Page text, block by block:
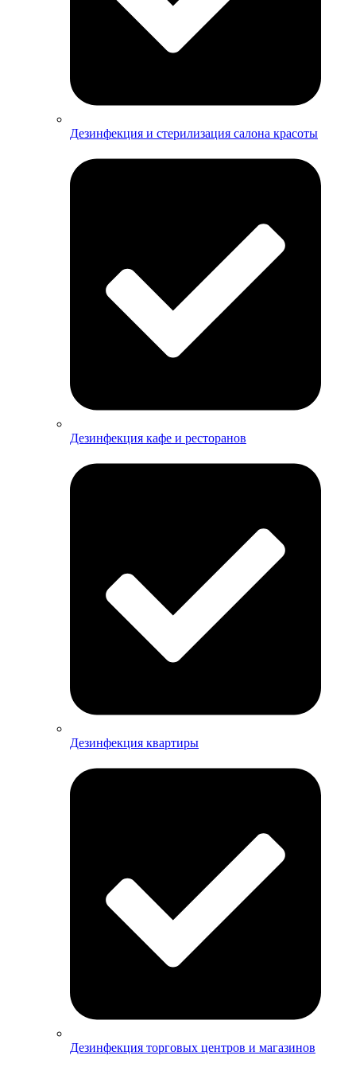
Дезинфекция и стерилизация салона красоты
Дезинфекция кафе и ресторанов
Дезинфекция квартиры
Дезинфекция торговых центров и магазинов